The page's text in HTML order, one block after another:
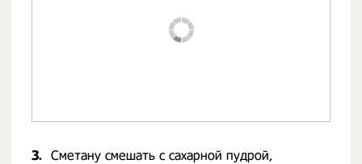
3. Сметану смешать с сахарной пудрой,